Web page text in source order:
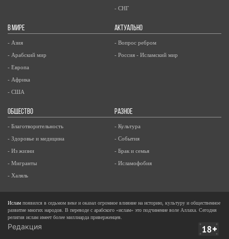
- СНГ
В МИРЕ
- Азия
- Арабский мир
- Европа
- Африка
- США
АКТУАЛЬНО
- Вопрос ребром
- Россия - Исламский мир
ОБЩЕСТВО
- Благотворительность
- Здоровье и медицина
- Из жизни
- Мигранты
- Халяль
РАЗНОЕ
- Культура
- События
- Брак и семья
- Исламофобия
Ислам появился в седьмом веке и оказал огромное влияние на историю, культуру и общественное
развитие многих народов. В переводе с арабского «ислам» это подчинение воле Аллаха. Сегодня
религия ислам имеет более миллиарда приверженцев.
Редакция